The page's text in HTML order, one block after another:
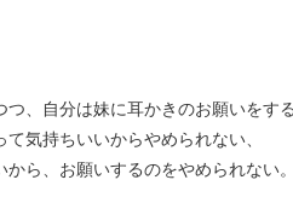
、自分は妹に耳かきのお願いをす
気持ちいいからやめられない、
ら、お願いするのをやめられない